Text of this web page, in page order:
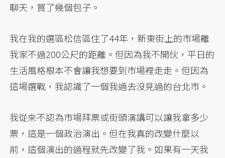
聊天，買了幾個包子。
我在我的選區松信區住了44年，新東街上的市場離
我家不過200公尺的距離。但因為我不開伙，平日的
生活風格根本不會讓我想要到市場裡走走。但因為
這場選戰，我認識了一個我過去沒見過的台北市。
我從來不認為市場拜票或街頭演講可以讓我拿多少
票，這是一個政治演出。但在我真的改變什麼以
前，這個演出的過程就先改變了我。如果有一天我